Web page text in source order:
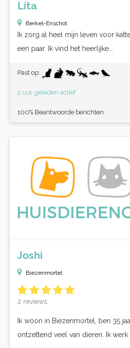
Lita
Berkel-Enschot
Ik zorg al heel mijn leven voor
een paar. Ik vind het heerlijke...
Past op:
2 uur geleden actief
100% Beantwoorde berichten
Joshi
Biezenmortel
2 reviews
Ik woon in Biezenmortel, ben 35
ontzettend veel van dieren. Ik werk